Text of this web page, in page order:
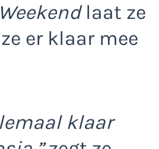
Weekendlaat ze
er klaar mee
klaar